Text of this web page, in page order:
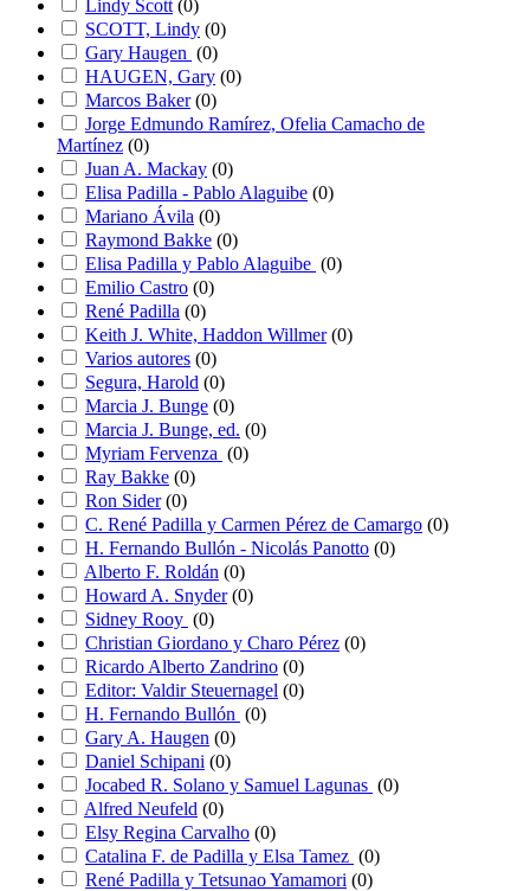
Lindy Scott (0)
SCOTT, Lindy (0)
Gary Haugen (0)
HAUGEN, Gary (0)
Marcos Baker (0)
Jorge Edmundo Ramírez, Ofelia Camacho de
Martínez (0)
Juan A. Mackay (0)
Elisa Padilla - Pablo Alaguibe (0)
Mariano Ávila (0)
Raymond Bakke (0)
Elisa Padilla y Pablo Alaguibe (0)
Emilio Castro (0)
René Padilla (0)
Keith J. White, Haddon Willmer (0)
Varios autores (0)
Segura, Harold (0)
Marcia J. Bunge (0)
Marcia J. Bunge, ed. (0)
Myriam Fervenza (0)
Ray Bakke (0)
Ron Sider (0)
C. René Padilla y Carmen Pérez de Camargo (0)
H. Fernando Bullón - Nicolás Panotto (0)
Alberto F. Roldán (0)
Howard A. Snyder (0)
Sidney Rooy (0)
Christian Giordano y Charo Pérez (0)
Ricardo Alberto Zandrino (0)
Editor: Valdir Steuernagel (0)
H. Fernando Bullón (0)
Gary A. Haugen (0)
Daniel Schipani (0)
Jocabed R. Solano y Samuel Lagunas (0)
Alfred Neufeld (0)
Elsy Regina Carvalho (0)
Catalina F. de Padilla y Elsa Tamez (0)
René Padilla y Tetsunao Yamamori (0)